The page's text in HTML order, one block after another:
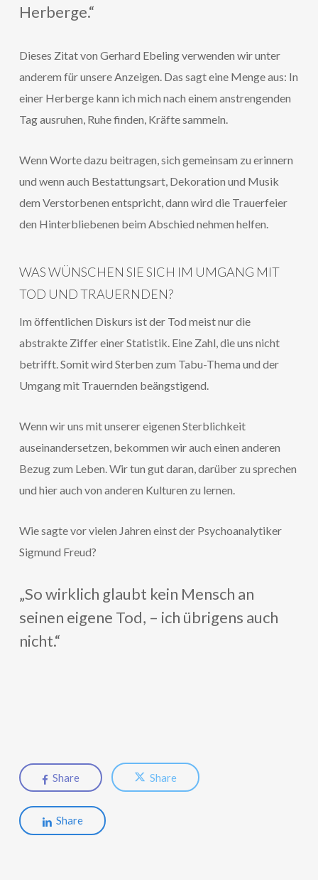
Herberge.“
Dieses Zitat von Gerhard Ebeling verwenden wir unter
anderem für unsere Anzeigen. Das sagt eine Menge aus: In
einer Herberge kann ich mich nach einem anstrengenden
Tag ausruhen, Ruhe finden, Kräfte sammeln.
Wenn Worte dazu beitragen, sich gemeinsam zu erinnern
und wenn auch Bestattungsart, Dekoration und Musik
dem Verstorbenen entspricht, dann wird die Trauerfeier
den Hinterbliebenen beim Abschied nehmen helfen.
WAS WÜNSCHEN SIE SICH IM UMGANG MIT
TOD UND TRAUERNDEN?
Im öffentlichen Diskurs ist der Tod meist nur die
abstrakte Ziffer einer Statistik. Eine Zahl, die uns nicht
betrifft. Somit wird Sterben zum Tabu-Thema und der
Umgang mit Trauernden beängstigend.
Wenn wir uns mit unserer eigenen Sterblichkeit
auseinandersetzen, bekommen wir auch einen anderen
Bezug zum Leben. Wir tun gut daran, darüber zu sprechen
und hier auch von anderen Kulturen zu lernen.
Wie sagte vor vielen Jahren einst der Psychoanalytiker
Sigmund Freud?
„So wirklich glaubt kein Mensch an
seinen eigene Tod, – ich übrigens auch
nicht.“
Share Share
Share